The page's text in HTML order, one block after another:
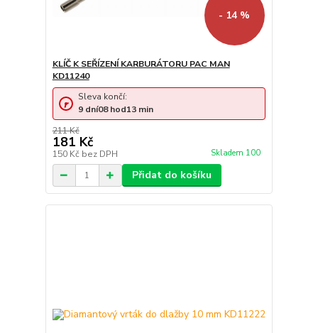
- 14 %
KLÍČ K SEŘÍZENÍ KARBURÁTORU PAC MAN
KD11240
211 Kč
181 Kč
150 Kč bez DPH Skladem 100
Sleva končí:
9 dní08hod13 min
Přidat do košíku